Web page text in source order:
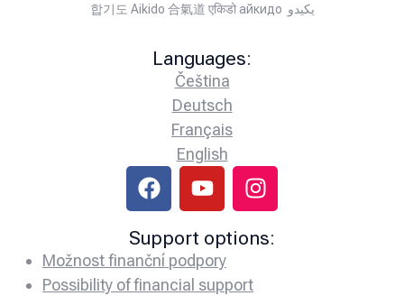
합기도 Aikido 合氣道 एकिडो айкидо يكيدو
Languages:
Čeština
Deutsch
Français
English
Support options:
Možnost finanční podpory
Possibility of financial support